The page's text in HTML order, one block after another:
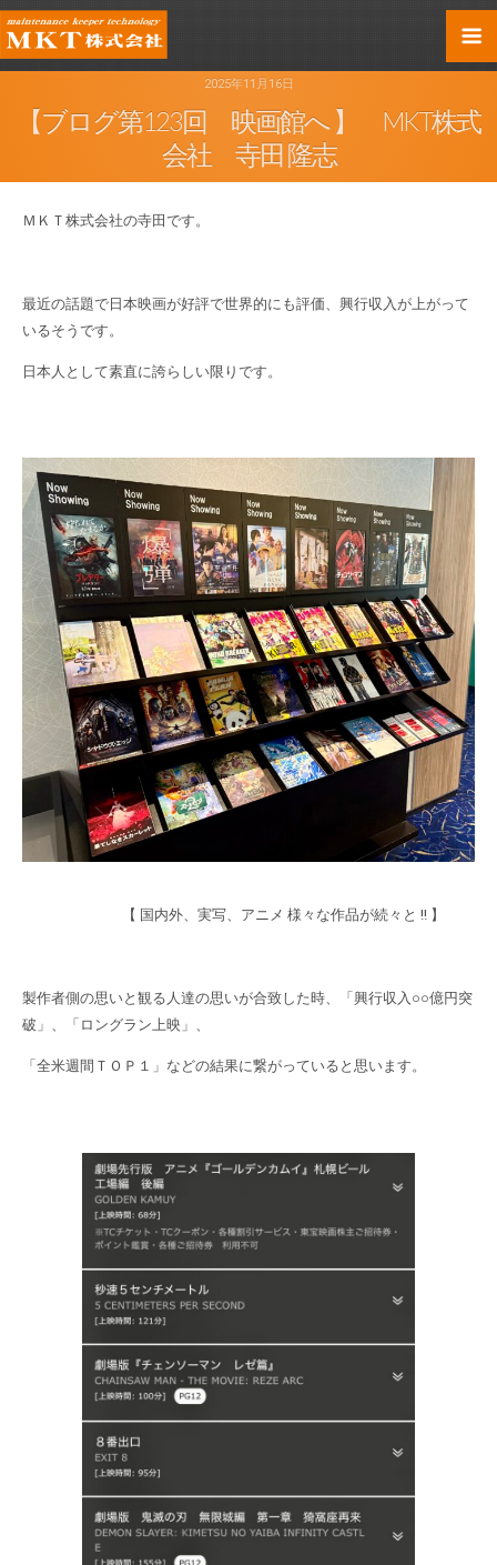
2025年11月16日
【ブログ第123回 映画館へ 】 MKT株式
会社 寺田 隆志
ＭＫＴ株式会社の寺田です。
最近の話題で日本映画が好評で世界的にも評価、興行収入が上がって
いるそうです。
日本人として素直に誇らしい限りです。
【 国内外、実写、アニメ 様々な作品が続々と !! 】
製作者側の思いと観る人達の思いが合致した時、「興行収入○○億円突
破」、「ロングラン上映」、
「全米週間ＴＯＰ１」などの結果に繋がっていると思います。